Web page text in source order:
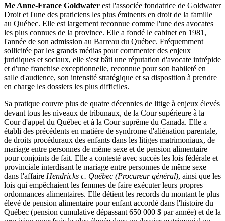
Me Anne-France Goldwater est l'associée fondatrice de Goldwater
Droit et l'une des praticiens les plus éminents en droit de la famille
au Québec. Elle est largement reconnue comme l'une des avocates
les plus connues de la province. Elle a fondé le cabinet en 1981,
l'année de son admission au Barreau du Québec. Fréquemment
sollicitée par les grands médias pour commenter des enjeux
juridiques et sociaux, elle s'est bâti une réputation d'avocate intrépide
et d'une franchise exceptionnelle, reconnue pour son habileté en
salle d'audience, son intensité stratégique et sa disposition à prendre
en charge les dossiers les plus difficiles.
Sa pratique couvre plus de quatre décennies de litige à enjeux élevés
devant tous les niveaux de tribunaux, de la Cour supérieure à la
Cour d'appel du Québec et à la Cour suprême du Canada. Elle a
établi des précédents en matière de syndrome d'aliénation parentale,
de droits procéduraux des enfants dans les litiges matrimoniaux, de
mariage entre personnes de même sexe et de pension alimentaire
pour conjoints de fait. Elle a contesté avec succès les lois fédérale et
provinciale interdisant le mariage entre personnes de même sexe
dans l'affaire Hendricks c. Québec (Procureur général), ainsi que les
lois qui empêchaient les femmes de faire exécuter leurs propres
ordonnances alimentaires. Elle détient les records du montant le plus
élevé de pension alimentaire pour enfant accordé dans l'histoire du
Québec (pension cumulative dépassant 650 000 $ par année) et de la